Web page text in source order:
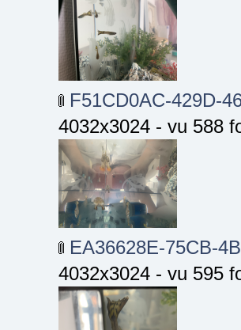
F51CD0AC-429D-
4032x3024 - vu 588
EA36628E-75CB-
4032x3024 - vu 595